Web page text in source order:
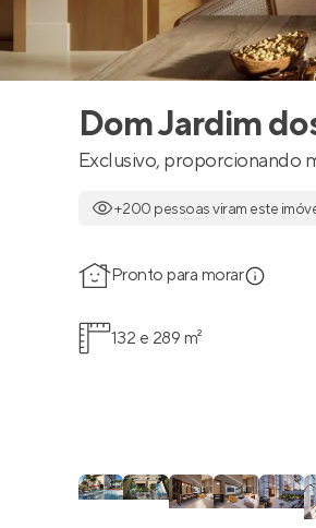
Dom Jardim
Exclusivo, proporcionando
+200 pessoas viram este
Pronto para morar
132 e 289 m²